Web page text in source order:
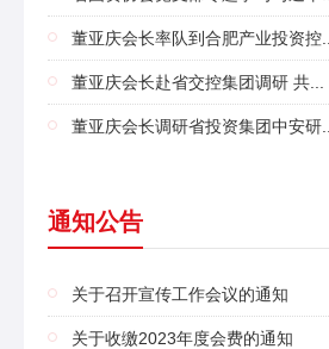
董亚庆会长率队到合肥产业投资控...
董亚庆会长赴省交控集团调研 共...
董亚庆会长调研省投资集团中安研...
通知公告
关于召开宣传工作会议的通知
关于收缴2023年度会费的通知